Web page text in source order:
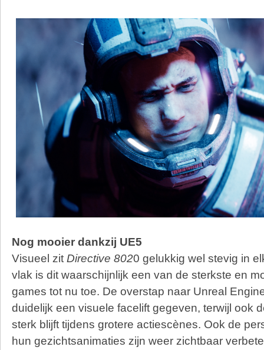
Nog mooier dankzij UE5
Visueel zit Directive 8020 gelukkig wel stevig in
vlak is dit waarschijnlijk een van de sterkste en
games tot nu toe. De overstap naar Unreal
duidelijk een visuele facelift gegeven, terwijl ook
sterk blijft tijdens grotere actiescènes. Ook de
hun gezichtsanimaties zijn weer zichtbaar